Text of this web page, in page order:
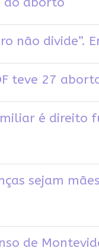
não divide”.
teve 27
é direito
sejam
de